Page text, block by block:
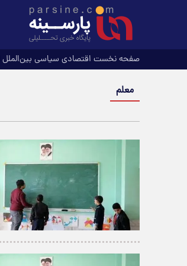
صفحه نخست اقتصادی سیاسی بین‌الملل
معلم